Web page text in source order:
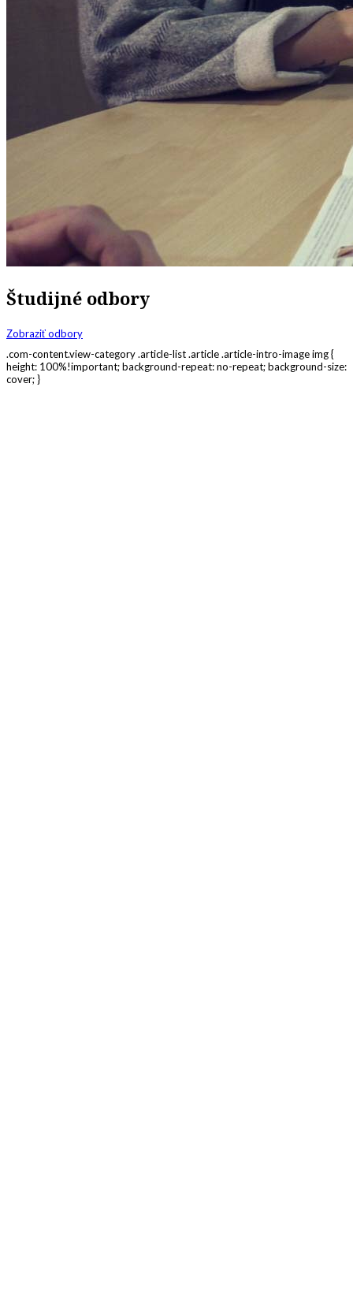
Študijné odbory
Zobraziť odbory
.com-content.view-category .article-list .article .article-intro-image img {
height: 100%!important; background-repeat: no-repeat; background-size:
cover; }